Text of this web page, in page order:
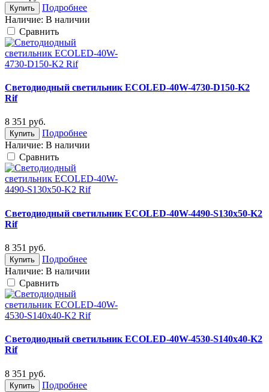
Купить
Подробнее
Наличие: В наличии
Cравнить
Светодиодный светильник ECOLED-40W-4730-D150-K2
Rif
8 351 руб.
Купить
Подробнее
Наличие: В наличии
Cравнить
Светодиодный светильник ECOLED-40W-4490-S130x50-K2
Rif
8 351 руб.
Купить
Подробнее
Наличие: В наличии
Cравнить
Светодиодный светильник ECOLED-40W-4530-S140x40-K2
Rif
8 351 руб.
Купить
Подробнее